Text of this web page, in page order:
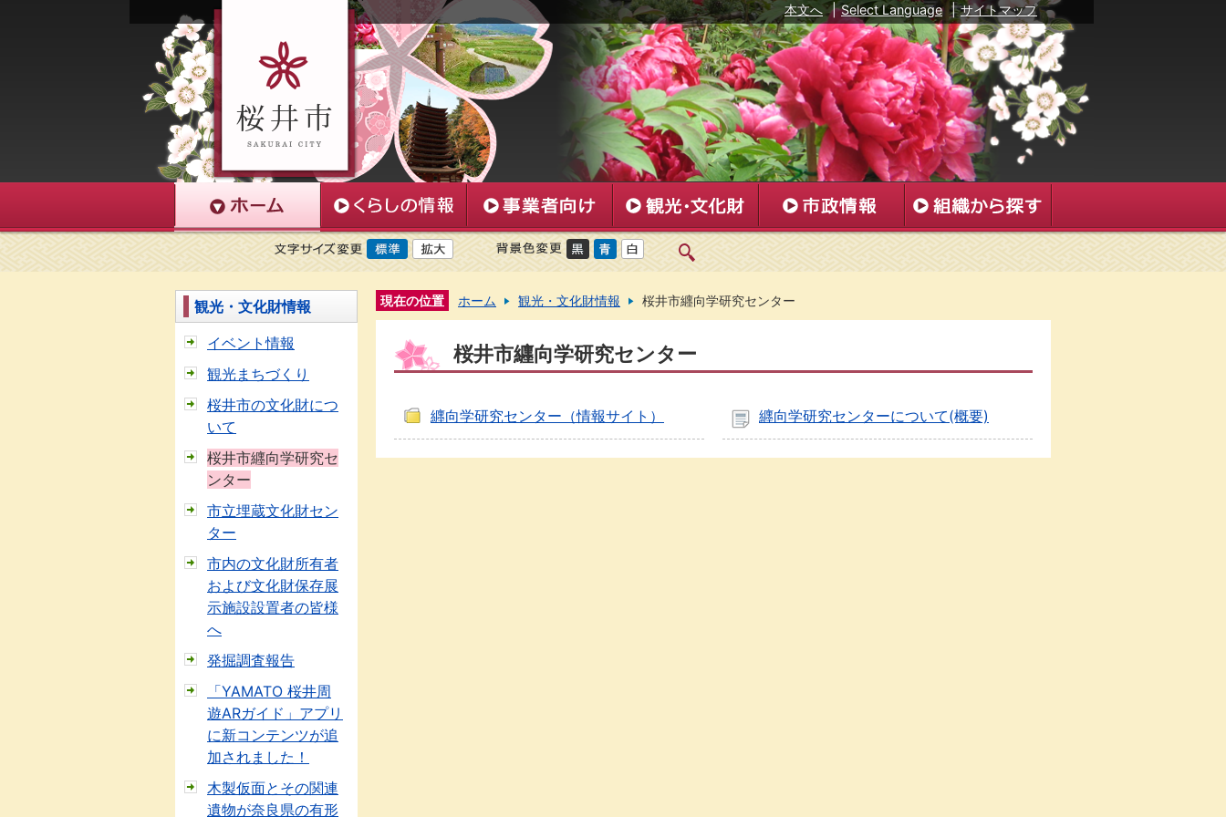
本文へ | Select Language | サイトマップ
観光・文化財情報
イベント情報
観光まちづくり
桜井市の文化財につ
いて
桜井市纒向学研究セ
ンター
市立埋蔵文化財セン
ター
市内の文化財所有者
および文化財保存展
示施設設置者の皆様
へ
発掘調査報告
「YAMATO 桜井周
遊ARガイド」アプリ
に新コンテンツが追
加されました！
木製仮面とその関連
遺物が奈良県の有形
現在の位置 ホーム 観光・文化財情報 桜井市纒向学研究センター
桜井市纒向学研究センター
纒向学研究センター（情報サイト） 纒向学研究センターについて(概要)